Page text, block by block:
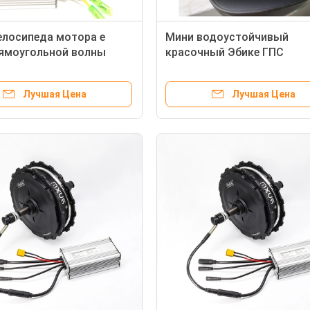
мотора e
волны
Лучшая Цена
Мини водоустойчивый
красочный Эбике ГПС
прибора с обнаружением
температурыЛучшая Цена